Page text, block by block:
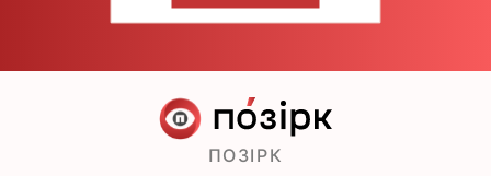
ПОЗІРК